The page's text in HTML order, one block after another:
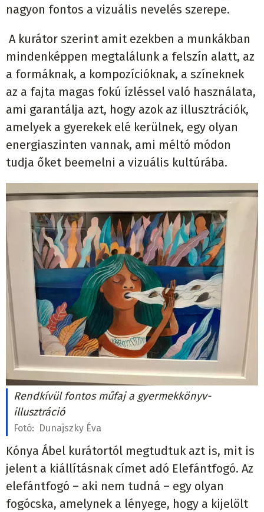
nagyon fontos a vizuális nevelés szerepe.
A kurátor szerint amit ezekben a munkákban
mindenképpen megtalálunk a felszín alatt, az
a formáknak, a kompozícióknak, a színeknek
az a fajta magas fokú ízléssel való használata,
ami garantálja azt, hogy azok az illusztrációk,
amelyek a gyerekek elé kerülnek, egy olyan
energiaszinten vannak, ami méltó módon
tudja őket beemelni a vizuális kultúrába.
Rendkívül fontos műfaj a gyermekkönyv-
illusztráció
Fotó: Dunajszky Éva
Kónya Ábel kurátortól megtudtuk azt is, mit is
jelent a kiállításnak címet adó Elefántfogó. Az
elefántfogó – aki nem tudná – egy olyan
fogócska, amelynek a lényege, hogy a kijelölt